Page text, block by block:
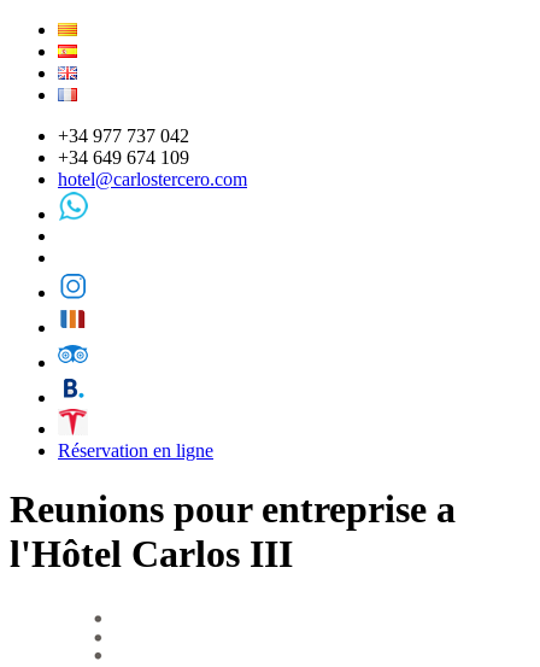
+34 977 737 042
+34 649 674 109
hotel@carlostercero.com
Réservation en ligne
Reunions pour entreprise a
l'Hôtel Carlos III